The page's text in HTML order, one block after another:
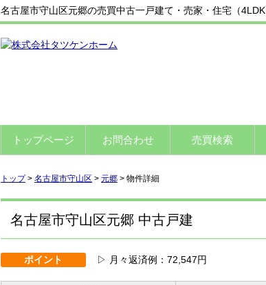
名古屋市守山区元郷の売買中古一戸建て・売家・住宅（
トップページ お問合わせ 売買検索
トップ> 名古屋市守山区 > 元郷 > 物件詳細
名古屋市守山区元郷 中古戸建
ポイント ▷ 月々返済例：72,547円